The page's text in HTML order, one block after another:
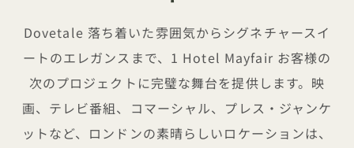
Dovetale 落ち着いた雰囲気からシグネチャースイ
ートのエレガンスまで、1 Hotel Mayfair お客様の
次のプロジェクトに完璧な舞台を提供します。映
画、テレビ番組、コマーシャル、プレス・ジャンケ
ットなど、ロンドンの素晴らしいロケーションは、